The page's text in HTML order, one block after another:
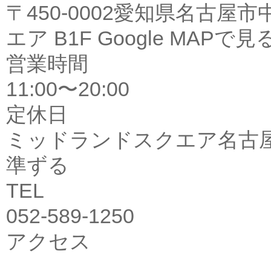
〒450-0002愛知県名古屋市
エア B1F Google MAPで見
営業時間
11:00〜20:00
定休日
ミッドランドスクエア名
準ずる
TEL
052-589-1250
アクセス